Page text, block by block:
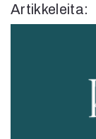
Artikkeleita: